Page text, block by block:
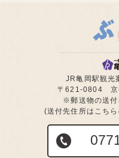
JR亀岡駅観光
〒621-0804 京
※郵送物の送付
(送付先住所はこち